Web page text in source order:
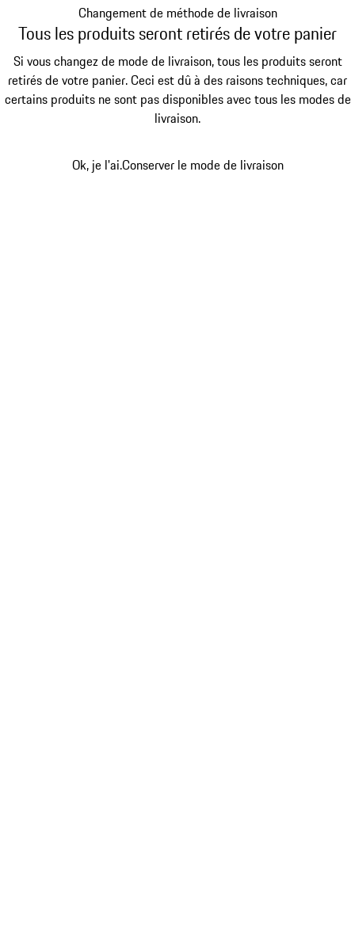
Changement de méthode de livraison
Tous les produits seront retirés de votre panier
Si vous changez de mode de livraison, tous les produits seront
retirés de votre panier. Ceci est dû à des raisons techniques, car
certains produits ne sont pas disponibles avec tous les modes de
livraison.
Ok, je l'ai.Conserver le mode de livraison